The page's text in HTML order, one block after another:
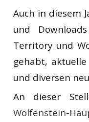
Auch in diesem
und
Territory und
gehabt,
und diversen
An dieser
Wolfenstein-